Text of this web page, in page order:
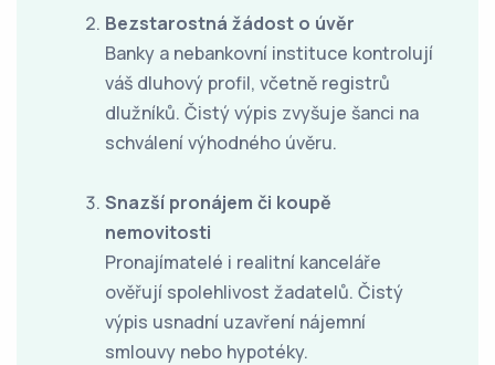
Bezstarostná žádost o úvěr
Banky a nebankovní instituce kontrolují
váš dluhový profil, včetně registrů
dlužníků. Čistý výpis zvyšuje šanci na
schválení výhodného úvěru.
Snazší pronájem či koupě
nemovitosti
Pronajímatelé i realitní kanceláře
ověřují spolehlivost žadatelů. Čistý
výpis usnadní uzavření nájemní
smlouvy nebo hypotéky.